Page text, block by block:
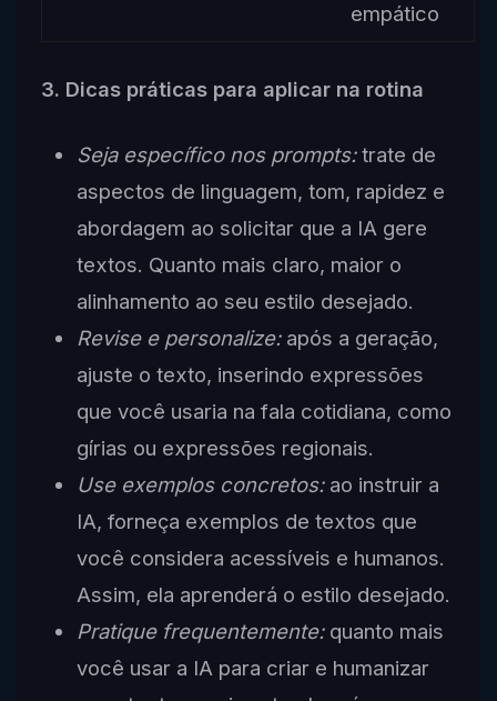
empático
3. Dicas práticas para aplicar na rotina
Seja específico nos prompts:trate de
aspectos de linguagem, tom, rapidez e
abordagem ao solicitar que a IA gere
textos. Quanto mais claro, maior o
alinhamento ao seu estilo desejado.
Revise e personalize:após a geração,
ajuste o texto, inserindo expressões
que você usaria na fala cotidiana, como
gírias ou expressões regionais.
Use exemplos concretos:ao instruir a
IA, forneça exemplos de textos que
você considera acessíveis e humanos.
Assim, ela aprenderá o estilo desejado.
Pratique frequentemente:quanto mais
você usar a IA para criar e humanizar